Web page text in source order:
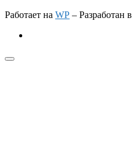
Работает на WP – Разработан в